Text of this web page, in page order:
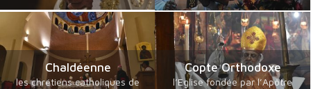
Chaldéenne
les chrétiens catholiques de
Copte Orthodoxe
l’Eglise fondée par l’Apôtre